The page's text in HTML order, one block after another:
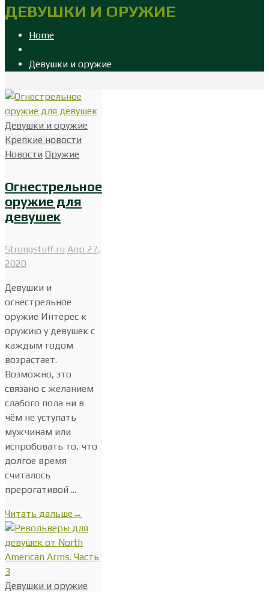
ДЕВУШКИ И ОРУЖИЕ
Home
Девушки и оружие
Девушки и оружие
Крепкие новости
Новости Оружие
Огнестрельное
оружие для
девушек
Strongstuff.ru Апр 27,
2020
Девушки и
огнестрельное
оружие Интерес к
оружию у девушек с
каждым годом
возрастает.
Возможно, это
связано с желанием
слабого пола ни в
чём не уступать
мужчинам или
испробовать то, что
долгое время
считалось
прерогативой ...
Читать дальше→
Девушки и оружие